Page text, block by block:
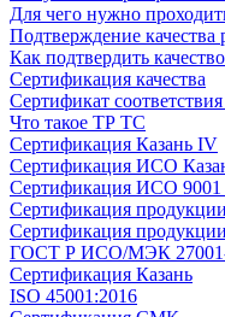
Для чего нужно
Подтверждение качества
Как подтвердить
Сертификация качества
Сертификат
Что такое ТР ТС
Сертификация Казань IV
Сертификация ИСО
Сертификация ИСО 9001
Сертификация
Сертификация
ГОСТ Р ИСО/МЭК
Сертификация Казань
ISO 45001:2016